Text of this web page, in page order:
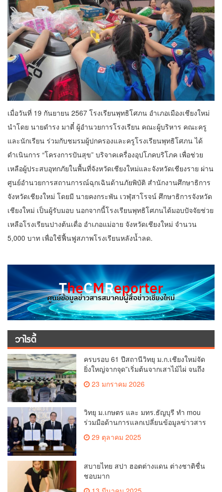
เมื่อวันที่ 19 กันยายน 2567 โรงเรียนพุทธิโศภน อำเภอเมืองเชียงใหม่
นำโดย นายดำรง มาตี๋ ผู้อำนวยการโรงเรียน คณะผู้บริหาร คณะครู
และนักเรียน ร่วมกับชมรมผู้ปกครองและครูโรงเรียนพุทธิโศภน ได้
ดำเนินการ “โครงการปันสุข” บริจาคเครื่องอุปโภคบริโภค เพื่อช่วย
เหลือผู้ประสบอุทกภัยในพื้นที่จังหวัดเชียงใหม่และจังหวัดเชียงราย ผ่าน
ศูนย์อำนวยการสถานการณ์ฉุกเฉินด้านภัยพิบัติ สำนักงานศึกษาธิการ
จังหวัดเชียงใหม่ โดยมี นายคงกระพัน เวฬุสาโรจน์ ศึกษาธิการจังหวัด
เชียงใหม่ เป็นผู้รับมอบ นอกจากนี้โรงเรียนพุทธิโศภนได้มอบปัจจัยช่วย
เหลือโรงเรียนปางต้นเดื่อ อำเภอแม่อาย จังหวัดเชียงใหม่ จำนวน
5,000 บาท เพื่อใช้ฟื้นฟูสภาพโรงเรียนหลังน้ำลด.
วาไรตี้
ครบรอบ 61 ปีสถานีวิทยุ ม.ก.เชียงใหม่จัด
ยิ่งใหญ่จากจุด”เริ่มต้นจากเสาไม้ไผ่ จนถึง
23 มกราคม 2026
วิทยุ ม.เกษตร และ มทร.ธัญบุรี ทำ mou
ร่วมมือด้านการแลกเปลี่ยนข้อมูลข่าวสาร
เพื่อถ่ายทอดองค์ความรู้ดีๆสู่ประชาชนให้
ครอบคลุม
29 ตุลาคม 2025
สบายไทย สปา ฮอตต่างแดน ต่างชาติชื่น
ชอบมาก